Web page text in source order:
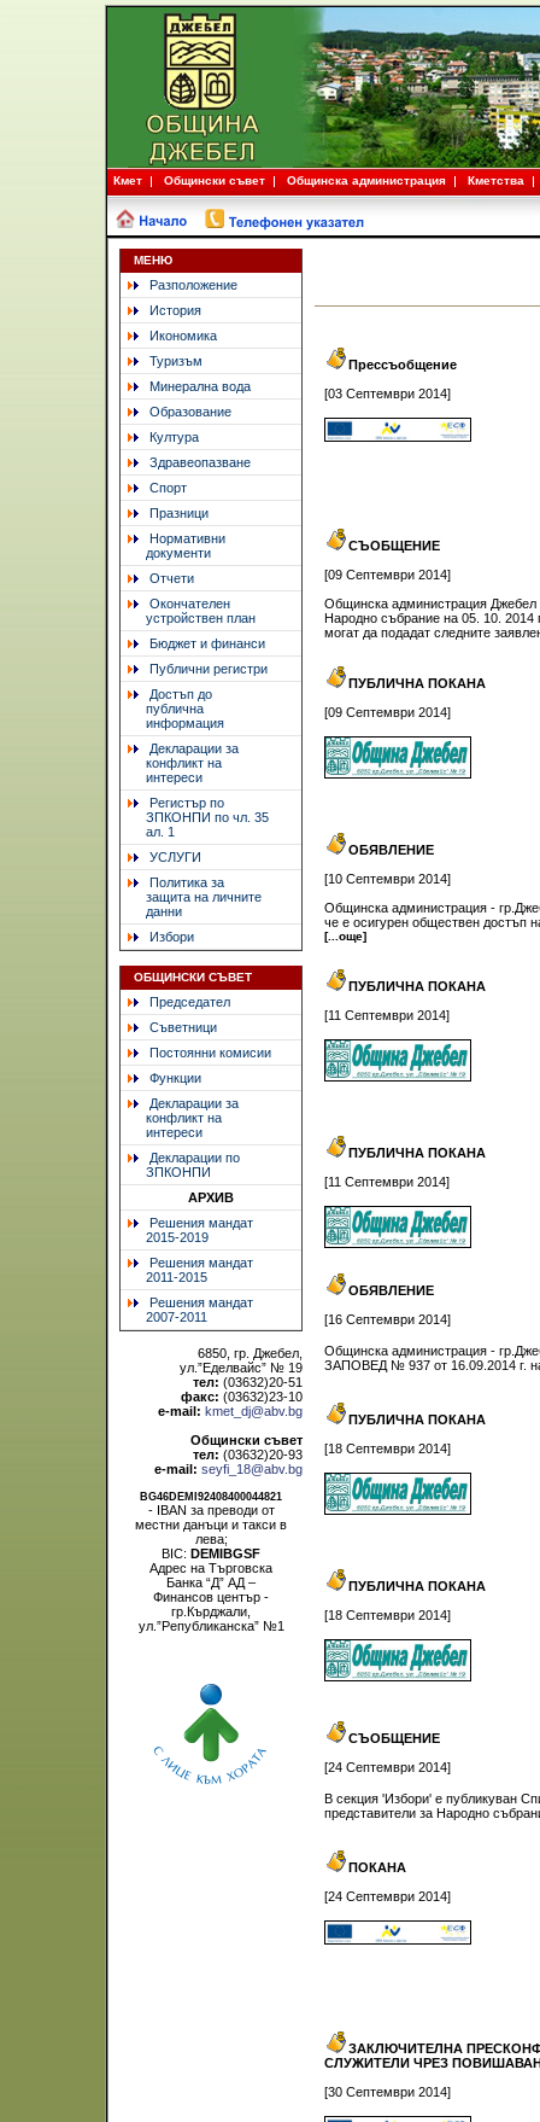
Кмет Общински съвет Общинска администрация Кметства
МЕНЮ
Разположение
История
Икономика
Туризъм
Минерална вода
Образование
Култура
Здравеопазване
Спорт
Празници
Нормативни
документи
Отчети
Окончателен
устройствен план
Бюджет и финанси
Публични регистри
Достъп до
публична
информация
Декларации за
конфликт на
интереси
Регистър по
ЗПКОНПИ по чл. 35
ал. 1
УСЛУГИ
Политика за
защита на личните
данни
Избори
ОБЩИНСКИ СЪВЕТ
Председател
Съветници
Постоянни комисии
Функции
Декларации за
конфликт на
интереси
Декларации по
ЗПКОНПИ
АРХИВ
Решения мандат
2015-2019
Решения мандат
2011-2015
Решения мандат
2007-2011
6850, гр. Джебел,
ул.”Еделвайс” № 19
тел: (03632)20-51
факс: (03632)23-10
e-mail: kmet_dj@abv.bg
Общински съвет
тел: (03632)20-93
e-mail: seyfi_18@abv.bg
BG46DEMI92408400044821
- IBAN за преводи от
местни данъци и такси в
лева;
BIC: DEMIBGSF
Адрес на Търговска
Банка “Д” АД –
Финансов център -
гр.Кърджали,
ул.”Републиканска” №1
Прессъобщение
[03 Септември 2014]
СЪОБЩЕНИЕ
[09 Септември 2014]
Общинска администрация Джебел
Народно събрание на 05. 10. 2014
могат да подадат следните
ПУБЛИЧНА ПОКАНА
[09 Септември 2014]
ОБЯВЛЕНИЕ
[10 Септември 2014]
Общинска администрация -
че е осигурен обществен достъп
[...още]
ПУБЛИЧНА ПОКАНА
[11 Септември 2014]
ПУБЛИЧНА ПОКАНА
[11 Септември 2014]
ОБЯВЛЕНИЕ
[16 Септември 2014]
Общинска администрация -
ЗАПОВЕД № 937 от 16.09.2014 г.
ПУБЛИЧНА ПОКАНА
[18 Септември 2014]
ПУБЛИЧНА ПОКАНА
[18 Септември 2014]
СЪОБЩЕНИЕ
[24 Септември 2014]
В секция 'Избори' е публикуван
представители за Народно
ПОКАНА
[24 Септември 2014]
ЗАКЛЮЧИТЕЛНА
СЛУЖИТЕЛИ ЧРЕЗ
[30 Септември 2014]